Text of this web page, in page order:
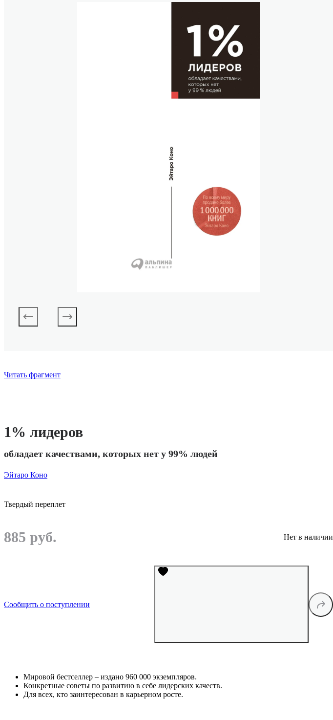
Читать фрагмент
1% лидеров
обладает качествами, которых нет у 99% людей
Эйтаро Коно
Твердый переплет
885 руб. Нет в наличии
Сообщить о поступлении
Мировой бестселлер – издано 960 000 экземпляров.
Конкретные советы по развитию в себе лидерских качеств.
Для всех, кто заинтересован в карьерном росте.